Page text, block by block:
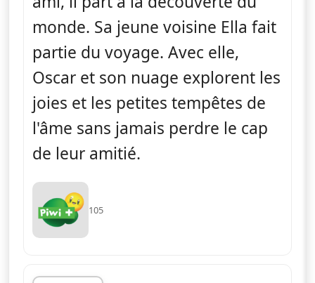
monde. Sa jeune voisine Ella fait
partie du voyage. Avec elle,
Oscar et son nuage explorent les
joies et les petites tempêtes de
l'âme sans jamais perdre le cap
de leur amitié.
105